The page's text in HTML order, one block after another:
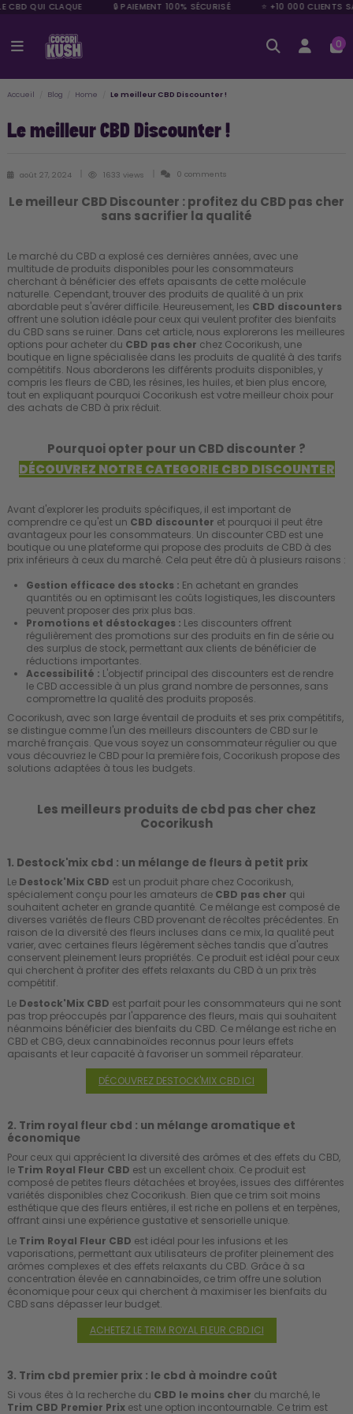
CBD QUI CLAQUE 🔒 PAIEMENT 100% SÉCURISÉ ⭐ +10 000 CLIENTS
0
Accueil Blog Home Le meilleur CBD Discounter !
Le meilleur CBD Discounter !
août 27, 2024 1633 views 0 comments
Le meilleur CBD Discounter : profitez du CBD pas cher
sans sacrifier la qualité
Le marché du CBD a explosé ces dernières années, avec une
multitude de produits disponibles pour les consommateurs
cherchant à bénéficier des effets apaisants de cette molécule
naturelle. Cependant, trouver des produits de qualité à un prix
abordable peut s'avérer difficile. Heureusement, les CBD discounters
offrent une solution idéale pour ceux qui veulent profiter des bienfaits
du CBD sans se ruiner. Dans cet article, nous explorerons les meilleures
options pour acheter du CBD pas cher chez Cocorikush, une
boutique en ligne spécialisée dans les produits de qualité à des tarifs
compétitifs. Nous aborderons les différents produits disponibles, y
compris les fleurs de CBD, les résines, les huiles, et bien plus encore,
tout en expliquant pourquoi Cocorikush est votre meilleur choix pour
des achats de CBD à prix réduit.
Pourquoi opter pour un CBD discounter ?
DÉCOUVREZ NOTRE CATEGORIE CBD DISCOUNTER
Avant d'explorer les produits spécifiques, il est important de
comprendre ce qu'est un CBD discounter et pourquoi il peut être
avantageux pour les consommateurs. Un discounter CBD est une
boutique ou une plateforme qui propose des produits de CBD à des
prix inférieurs à ceux du marché. Cela peut être dû à plusieurs raisons :
Gestion efficace des stocks : En achetant en grandes
quantités ou en optimisant les coûts logistiques, les discounters
peuvent proposer des prix plus bas.
Promotions et déstockages : Les discounters offrent
régulièrement des promotions sur des produits en fin de série ou
des surplus de stock, permettant aux clients de bénéficier de
réductions importantes.
Accessibilité : L'objectif principal des discounters est de rendre
le CBD accessible à un plus grand nombre de personnes, sans
compromettre la qualité des produits proposés.
Cocorikush, avec son large éventail de produits et ses prix compétitifs,
se distingue comme l'un des meilleurs discounters de CBD sur le
marché français. Que vous soyez un consommateur régulier ou que
vous découvriez le CBD pour la première fois, Cocorikush propose des
solutions adaptées à tous les budgets.
Les meilleurs produits de cbd pas cher chez
Cocorikush
1. Destock'mix cbd : un mélange de fleurs à petit prix
Le Destock'Mix CBD est un produit phare chez Cocorikush,
spécialement conçu pour les amateurs de CBD pas cher qui
souhaitent acheter en grande quantité. Ce mélange est composé de
diverses variétés de fleurs CBD provenant de récoltes précédentes. En
raison de la diversité des fleurs incluses dans ce mix, la qualité peut
varier, avec certaines fleurs légèrement sèches tandis que d'autres
conservent pleinement leurs propriétés. Ce produit est idéal pour ceux
qui cherchent à profiter des effets relaxants du CBD à un prix très
compétitif.
Le Destock'Mix CBD est parfait pour les consommateurs qui ne sont
pas trop préoccupés par l'apparence des fleurs, mais qui souhaitent
néanmoins bénéficier des bienfaits du CBD. Ce mélange est riche en
CBD et CBG, deux cannabinoïdes reconnus pour leurs effets
apaisants et leur capacité à favoriser un sommeil réparateur.
DÉCOUVREZ DESTOCK'MIX CBD ICI
2. Trim royal fleur cbd : un mélange aromatique et
économique
Pour ceux qui apprécient la diversité des arômes et des effets du CBD,
le Trim Royal Fleur CBD est un excellent choix. Ce produit est
composé de petites fleurs détachées et broyées, issues des différentes
variétés disponibles chez Cocorikush. Bien que ce trim soit moins
esthétique que des fleurs entières, il est riche en pollens et en terpènes,
offrant ainsi une expérience gustative et sensorielle unique.
Le Trim Royal Fleur CBD est idéal pour les infusions et les
vaporisations, permettant aux utilisateurs de profiter pleinement des
arômes complexes et des effets relaxants du CBD. Grâce à sa
concentration élevée en cannabinoïdes, ce trim offre une solution
économique pour ceux qui cherchent à maximiser les bienfaits du
CBD sans dépasser leur budget.
ACHETEZ LE TRIM ROYAL FLEUR CBD ICI
3. Trim cbd premier prix : le cbd à moindre coût
Si vous êtes à la recherche du CBD le moins cher du marché, le
Trim CBD Premier Prix est une option incontournable. Ce trim est